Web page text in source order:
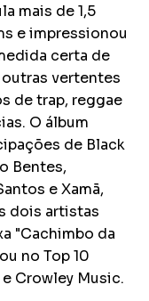
mais de 1,5
e impressionou
certa de
vertentes
de trap, reggae
O álbum
de Black
Bentes,
e Xamã,
dois artistas
"Cachimbo da
no Top 10
Crowley Music.